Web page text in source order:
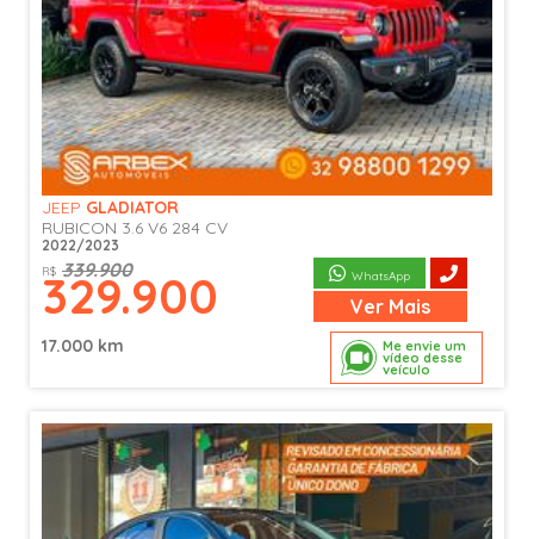
Me envie um
vídeo desse
veículo
JEEP GLADIATOR
RUBICON 3.6 V6 284 CV
2022/2023
R$ 339.900
329.900 WhatsApp
Ver Mais
17.000 km